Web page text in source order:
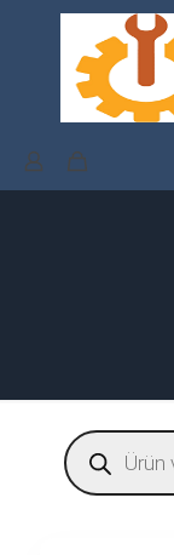
Products
search